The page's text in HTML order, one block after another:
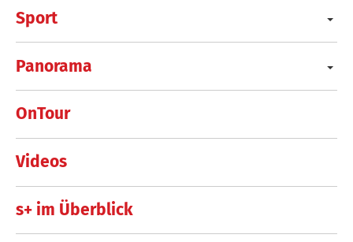
Sport
Panorama
OnTour
Videos
s+ im Überblick